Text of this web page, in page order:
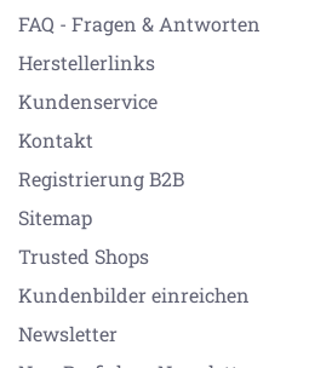
FAQ - Fragen & Antworten
Herstellerlinks
Kundenservice
Kontakt
Registrierung B2B
Sitemap
Trusted Shops
Kundenbilder einreichen
Newsletter